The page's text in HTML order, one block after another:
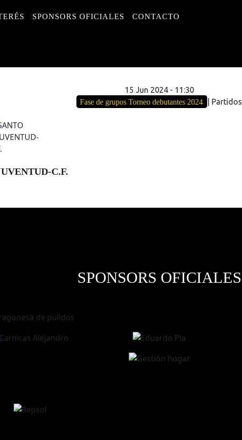
SPONSORS OFICIALES CONTACTO
15 Jun 2024 - 11:30
Fase de grupos Torneo debutantes 2024 | Partidos
C.F.
SPONSORS OFICIALES